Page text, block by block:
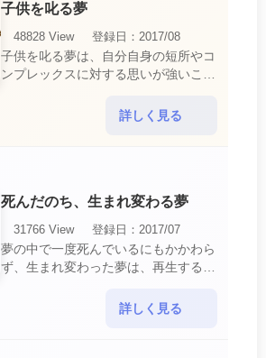
子供を叱る夢
48828 View
登録日：2017/08
子供を叱る夢は、自分自身の短所やコ
ンプレックスに対する思いが強いこと
短所やコンプレックスを的確に認識し
詳しく見る
死んだのち、生まれ変わる夢
31766 View
登録日：2017/07
夢の中で一度死んでいるにもかかわら
ず、生まれ変わった夢は、再生する夢
あなたに関するすべての運気が上昇し
詳しく見る